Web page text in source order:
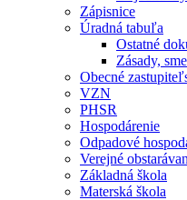
Zápisnice
Úradná tabuľa
Ostatné
Zásady,
Obecné
VZN
PHSR
Hospodárenie
Odpadové
Verejné
Základná škola
Materská škola